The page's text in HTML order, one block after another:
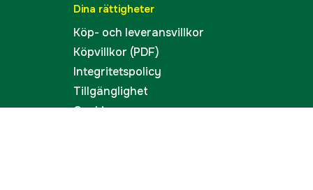
Dina rättigheter
Köp- och leveransvillkor
Köpvillkor (PDF)
Integritetspolicy
Tillgänglighet
Cookies